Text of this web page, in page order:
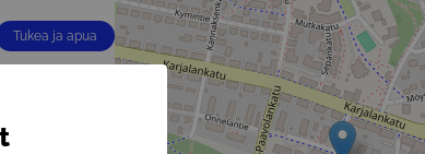
Tukea ja apua